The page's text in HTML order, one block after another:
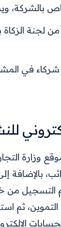
بالشركة،
لجنة
في
وزارة
التسجيل من
التموين، ثم